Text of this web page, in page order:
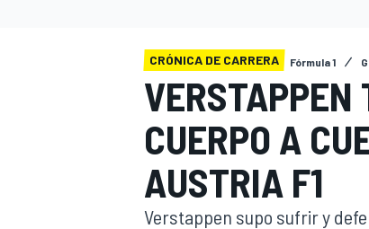
CRÓNICA DE CARRERA Fórmula 1
VERSTAPPEN
CUERPO A
AUSTRIA F1
Verstappen supo sufrir y